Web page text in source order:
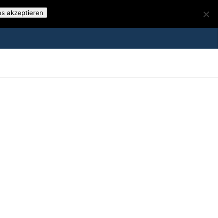
akzeptieren